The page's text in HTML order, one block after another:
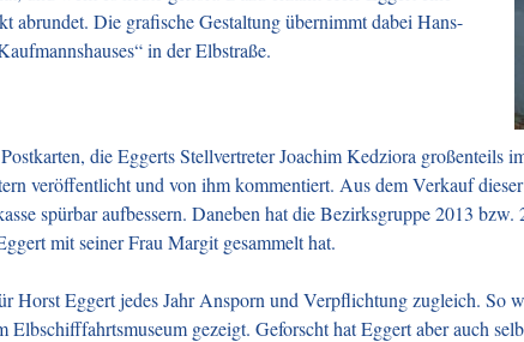
abrundet. Die grafische Gestaltung übernimmt dabei Hans-
in der Elbstraße.
die Eggerts Stellvertreter Joachim Kedziora großenteils
veröffentlicht und von ihm kommentiert. Aus dem Verkauf
spürbar aufbessern. Daneben hat die Bezirksgruppe 2013 bzw.
mit seiner Frau Margit gesammelt hat.
Horst Eggert jedes Jahr Ansporn und Verpflichtung zugleich. So
gezeigt. Geforscht hat Eggert aber auch